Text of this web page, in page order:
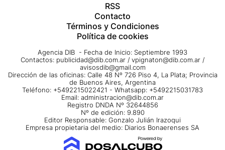
RSS
Contacto
Términos y Condiciones
Política de cookies
Agencia DIB - Fecha de Inicio: Septiembre 1993
Contactos: publicidad@dib.com.ar / vpignaton@dib.com.ar /
avisosdib@gmail.com
Dirección de las oficinas: Calle 48 Nº 726 Piso 4, La Plata; Provincia
de Buenos Aires, Argentina
Teléfono: +5492215022421 - Whatsapp: +5492215031783
Email: administracion@dib.com.ar
Registro DNDA Nº 32644856
Nº de edición: 9.890
Editor Responsable: Gonzalo Julián Irazoqui
Empresa propietaria del medio: Diarios Bonaerenses SA